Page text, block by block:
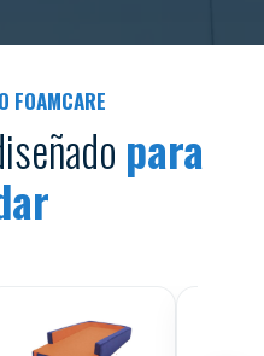
FOAMCARE
para